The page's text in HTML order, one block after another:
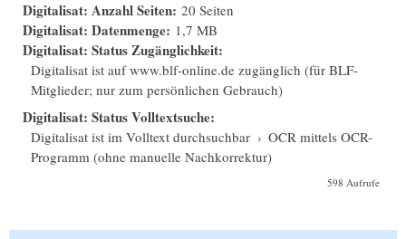
Digitalisat: Anzahl Seiten: 20 Seiten
Digitalisat: Datenmenge: 1,7 MB
Digitalisat: Status Zugänglichkeit:
Digitalisat ist auf www.blf-online.de zugänglich (für BLF-
Mitglieder; nur zum persönlichen Gebrauch)
Digitalisat: Status Volltextsuche:
Digitalisat ist im Volltext durchsuchbar › OCR mittels OCR-
Programm (ohne manuelle Nachkorrektur)
598 Aufrufe